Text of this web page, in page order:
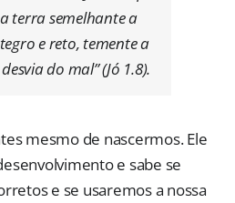
terra semelhante a
e reto, temente a
do mal” (Jó 1.8).
mesmo de nascermos. Ele
e sabe se
e se usaremos a nossa